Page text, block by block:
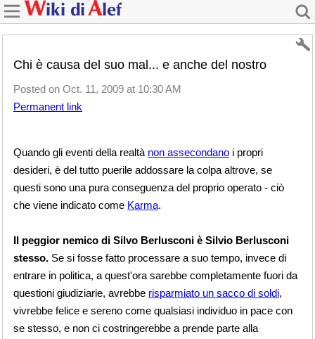
Chi è causa del suo mal... e anche del nostro
Posted on Oct. 11, 2009 at 10:30 AM
Permanent link
Quando gli eventi della realtà non assecondano i propri
desideri, è del tutto puerile addossare la colpa altrove, se
questi sono una pura conseguenza del proprio operato - ciò
che viene indicato come Karma.
Il peggior nemico di Silvo Berlusconi è Silvio Berlusconi
stesso. Se si fosse fatto processare a suo tempo, invece di
entrare in politica, a quest'ora sarebbe completamente fuori da
questioni giudiziarie, avrebbe risparmiato un sacco di soldi,
vivrebbe felice e sereno come qualsiasi individuo in pace con
se stesso, e non ci costringerebbe a prende parte alla